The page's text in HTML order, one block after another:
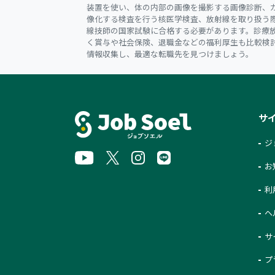
装置を使い、体の内部の画像を撮影する画像診断
像化する検査を行う核医学検査、放射線を取り扱
線技師の国家試験に合格する必要があります。診
く賞与や社会保険、退職金などの福利厚生も比較
情報収集し、最適な転職先を見つけましょう。
サ
ジ
お
利
ヘ
サ
プ